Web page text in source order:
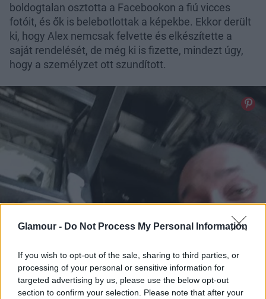
Glamour - Do Not Process My Personal Information
If you wish to opt-out of the sale, sharing to third parties, or
processing of your personal or sensitive information for
targeted advertising by us, please use the below opt-out
section to confirm your selection. Please note that after your
boldogtalan osztotta a Facebookon a fiú vicces
fotóit, és ők is belebotlottak a képekbe. Ekkor derült
ki, hogy Alex nemcsak felvette és elkészítette a
saját rendelését, de még ki is fizette, mindezt úgy,
hogy a személyzet ott szundított.